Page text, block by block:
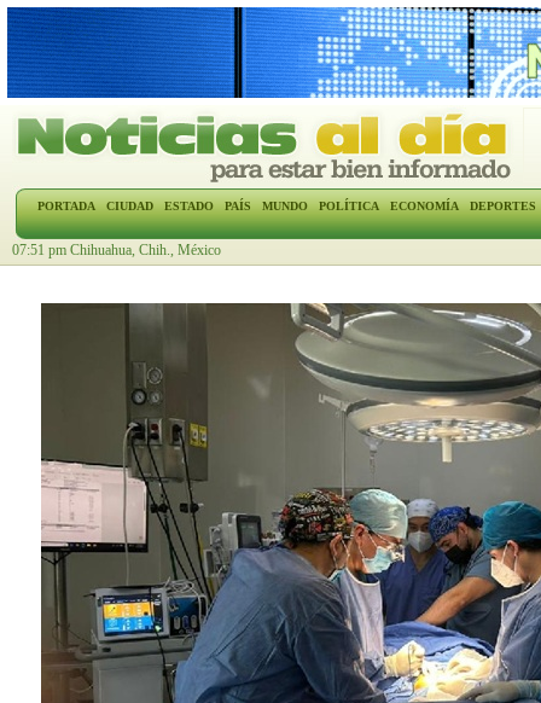
PORTADA CIUDAD ESTADO PAÍS MUNDO POLÍTICA ECONOMÍA DEPORTES
07:51 pm Chihuahua, Chih., México